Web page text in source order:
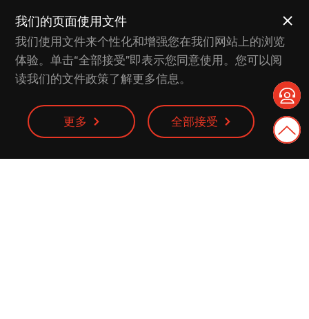
我们的页面使用文件
我们使用文件来个性化和增强您在我们网站上的浏览
体验。单击“全部接受”即表示您同意使用。您可以阅
读我们的文件政策了解更多信息。
更多 全部接受